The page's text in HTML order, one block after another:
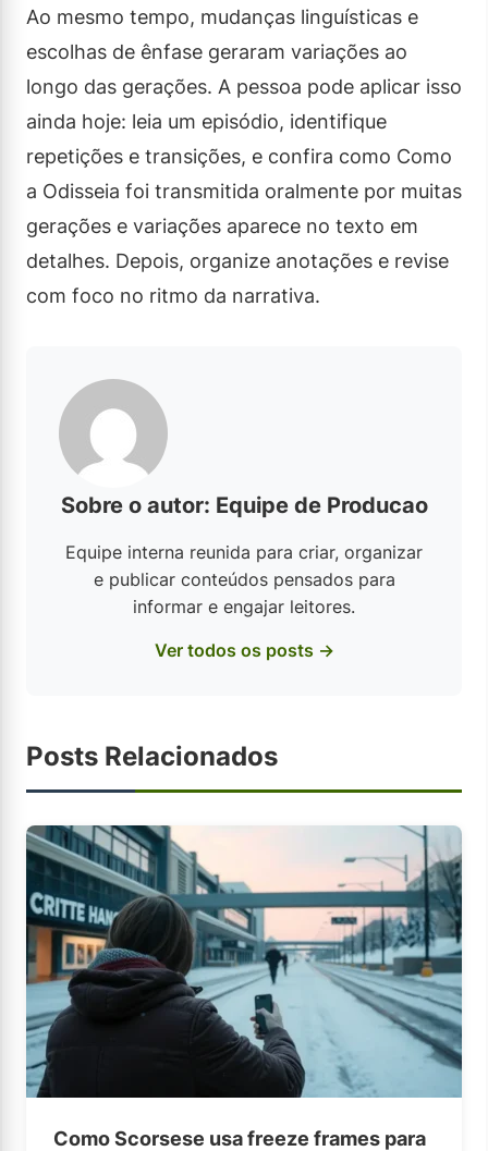
Ao mesmo tempo, mudanças linguísticas e
escolhas de ênfase geraram variações ao
longo das gerações. A pessoa pode aplicar isso
ainda hoje: leia um episódio, identifique
repetições e transições, e confira como Como
a Odisseia foi transmitida oralmente por muitas
gerações e variações aparece no texto em
detalhes. Depois, organize anotações e revise
com foco no ritmo da narrativa.
Sobre o autor: Equipe de Producao
Equipe interna reunida para criar, organizar
e publicar conteúdos pensados para
informar e engajar leitores.
Ver todos os posts →
Posts Relacionados
Como Scorsese usa freeze frames para